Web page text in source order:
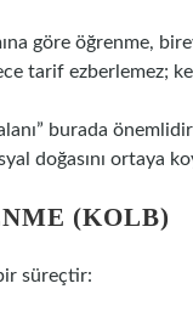
göre öğrenme,
tarif ezberlemez;
burada
doğasını ortaya
(KOLB)
süreçtir: